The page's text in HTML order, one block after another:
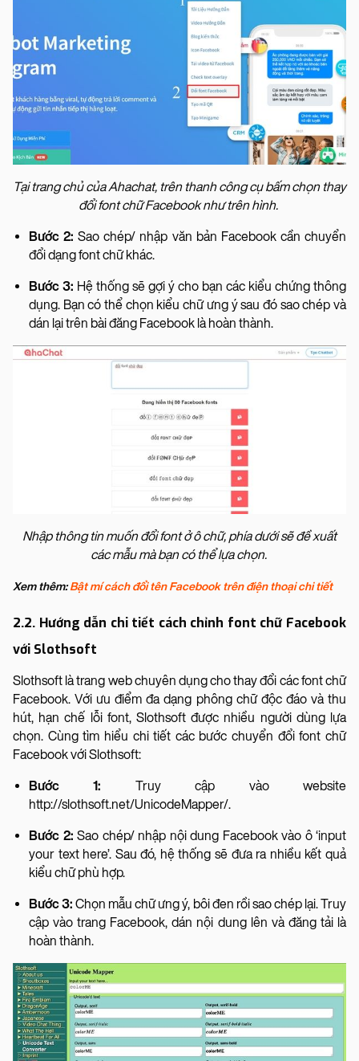
Tại trang chủ của Ahachat, trên thanh công cụ bấm chọn thay
đổi font chữ Facebook như trên hình.
Bước 2: Sao chép/ nhập văn bản Facebook cần chuyển
đổi dạng font chữ khác.
Bước 3: Hệ thống sẽ gợi ý cho bạn các kiểu chứng thông
dụng. Bạn có thể chọn kiểu chữ ưng ý sau đó sao chép và
dán lại trên bài đăng Facebook là hoàn thành.
Nhập thông tin muốn đổi font ở ô chữ, phía dưới sẽ đề xuất
các mẫu mà bạn có thể lựa chọn.
Xem thêm:Bật mí cách đổi tên Facebook trên điện thoại chi tiết
2.2. Hướng dẫn chi tiết cách chỉnh font chữ Facebook
với Slothsoft
Slothsoft là trang web chuyên dụng cho thay đổi các font chữ
Facebook. Với ưu điểm đa dạng phông chữ độc đáo và thu
hút, hạn chế lỗi font, Slothsoft được nhiều người dùng lựa
chọn. Cùng tìm hiểu chi tiết các bước chuyển đổi font chữ
Facebook với Slothsoft:
Bước 1: Truy cập vào website
http://slothsoft.net/UnicodeMapper/.
Bước 2: Sao chép/ nhập nội dung Facebook vào ô ‘input
your text here’. Sau đó, hệ thống sẽ đưa ra nhiều kết quả
kiểu chữ phù hợp.
Bước 3:Chọn mẫu chữ ưng ý, bôi đen rồi sao chép lại. Truy
cập vào trang Facebook, dán nội dung lên và đăng tải là
hoàn thành.